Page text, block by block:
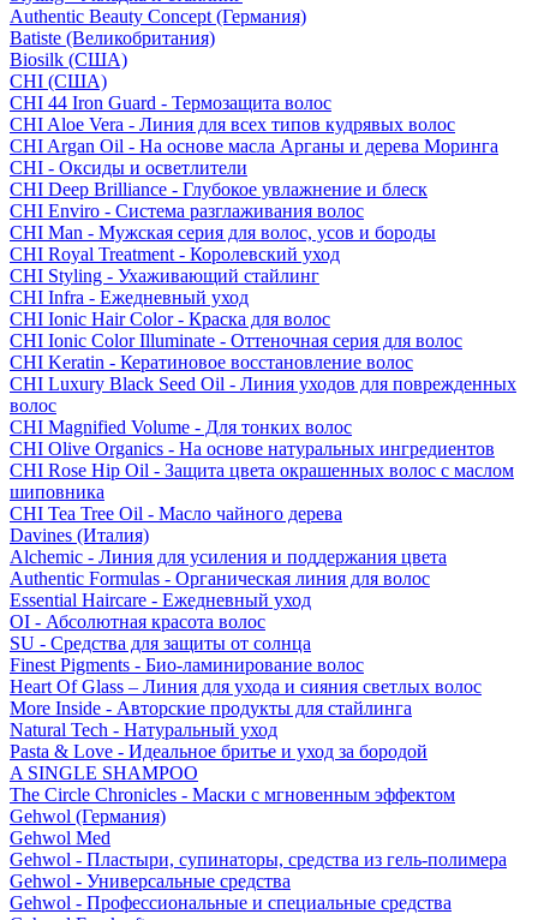
Authentic Beauty Concept (Германия)
Batiste (Великобритания)
Biosilk (США)
CHI (США)
CHI 44 Iron Guard - Термозащита волос
CHI Aloe Vera - Линия для всех типов кудрявых волос
CHI Argan Oil - На основе масла Арганы и дерева Моринга
CHI - Оксиды и осветлители
CHI Deep Brilliance - Глубокое увлажнение и блеск
CHI Enviro - Система разглаживания волос
CHI Man - Мужская серия для волос, усов и бороды
CHI Royal Treatment - Королевский уход
CHI Styling - Ухаживающий стайлинг
CHI Infra - Ежедневный уход
CHI Ionic Hair Color - Краска для волос
CHI Ionic Color Illuminate - Оттеночная серия для волос
CHI Keratin - Кератиновое восстановление волос
CHI Luxury Black Seed Oil - Линия уходов для поврежденных
волос
CHI Magnified Volume - Для тонких волос
CHI Olive Organics - На основе натуральных ингредиентов
CHI Rose Hip Oil - Защита цвета окрашенных волос с маслом
шиповника
CHI Tea Tree Oil - Масло чайного дерева
Davines (Италия)
Alchemic - Линия для усиления и поддержания цвета
Authentic Formulas - Органическая линия для волос
Essential Haircare - Eжедневный уход
OI - Абсолютная красота волос
SU - Средства для защиты от солнца
Finest Pigments - Био-ламинирование волос
Heart Of Glass – Линия для ухода и сияния светлых волос
More Inside - Авторские продукты для стайлинга
Natural Tech - Натуральный уход
Pasta & Love - Идеальное бритье и уход за бородой
A SINGLE SHAMPOO
The Circle Chronicles - Маски с мгновенным эффектом
Gehwol (Германия)
Gehwol Med
Gehwol - Пластыри, супинаторы, средства из гель-полимера
Gehwol - Универсальные средства
Gehwol - Профессиональные и специальные средства